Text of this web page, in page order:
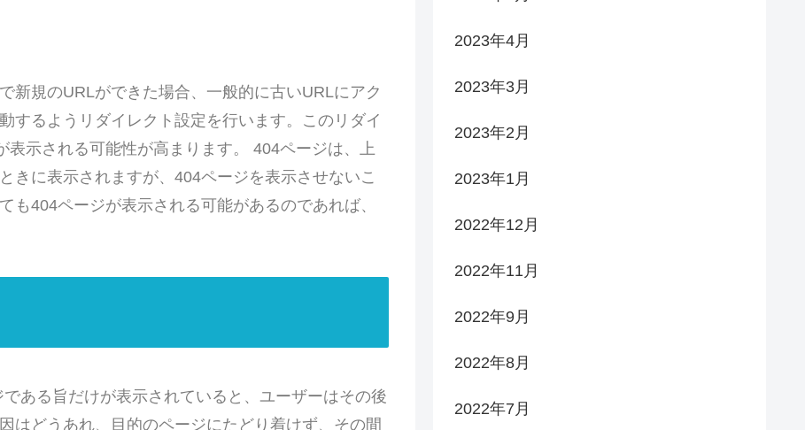
新規のURLができた場合、一般的に古いURLにアク
するようリダイレクト設定を行います。このリダイ
示される可能性が高まります。 404ページは、上
きに表示されますが、404ページを表示させないこ
も404ページが表示される可能があるのであれば、
ある旨だけが表示されていると、ユーザーはその後
はどうあれ、目的のページにたどり着けず、その間
2023年4月
2023年3月
2023年2月
2023年1月
2022年12月
2022年11月
2022年9月
2022年8月
2022年7月